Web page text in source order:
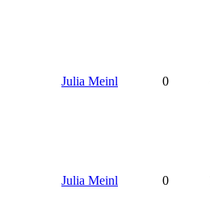
Julia Meinl 0
Julia Meinl 0